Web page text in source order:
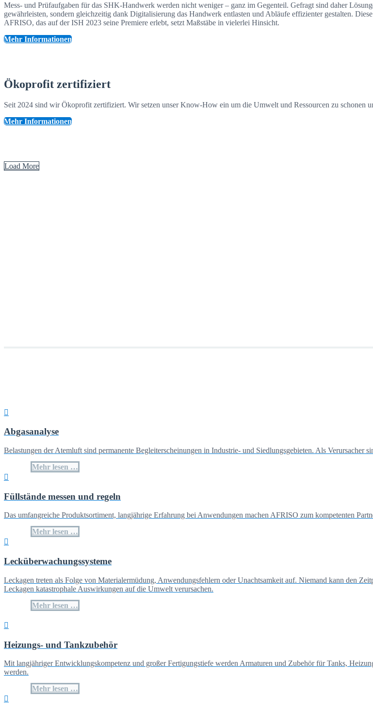
Mess- und Prüfaufgaben für das SHK-Handwerk werden nicht weniger – ganz im Gegenteil. Gefragt sind daher
gewährleisten, sondern gleichzeitig dank Digitalisierung das Handwerk entlasten und Abläufe effizienter gestalten.
AFRISO, das auf der ISH 2023 seine Premiere erlebt, setzt Maßstäbe in vielerlei Hinsicht.
Mehr Informationen
Ökoprofit zertifiziert
Seit 2024 sind wir Ökoprofit zertifiziert. Wir setzen unser Know-How ein um die Umwelt und Ressourcen zu
Mehr Informationen
Load More
Abgasanalyse
Belastungen der Atemluft sind permanente Begleiterscheinungen in Industrie- und Siedlungsgebieten. Als Verursacher
Mehr lesen …
Füllstände messen und regeln
Das umfangreiche Produktsortiment, langjährige Erfahrung bei Anwendungen machen AFRISO zum kompetenten
Mehr lesen …
Lecküberwachungssysteme
Leckagen treten als Folge von Materialermüdung, Anwendungsfehlern oder Unachtsamkeit auf. Niemand kann den
Leckagen katastrophale Auswirkungen auf die Umwelt verursachen.
Mehr lesen …
Heizungs- und Tankzubehör
Mit langjähriger Entwicklungskompetenz und großer Fertigungstiefe werden Armaturen und Zubehör für Tanks,
werden.
Mehr lesen …